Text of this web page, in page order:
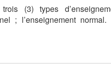
(3) types
; l’enseignement